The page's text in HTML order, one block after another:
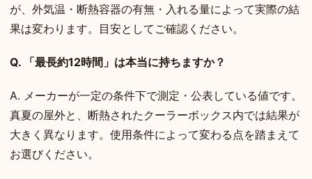
が、外気温・断熱容器の有無・入れる量によって実際の結
果は変わります。目安としてご確認ください。
Q. 「最長約12時間」は本当に持ちますか？
A. メーカーが一定の条件下で測定・公表している値です。
真夏の屋外と、断熱されたクーラーボックス内では結果が
大きく異なります。使用条件によって変わる点を踏まえて
お選びください。